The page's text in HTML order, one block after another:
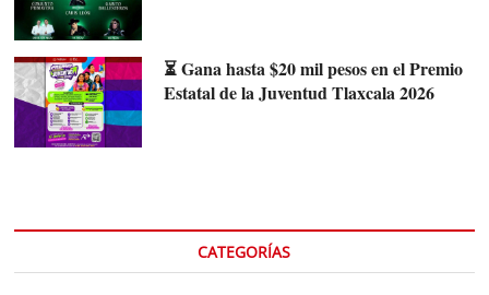
⏳ Gana hasta $20 mil pesos en el Premio
Estatal de la Juventud Tlaxcala 2026
CATEGORÍAS